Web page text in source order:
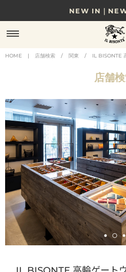
NEW IN｜
8/17(月)10時まで｜税込
贈る相手やシーンから選べ
NEW IN｜
HOME | 店舗検索 / 関東 / IL BISONTE
店舗